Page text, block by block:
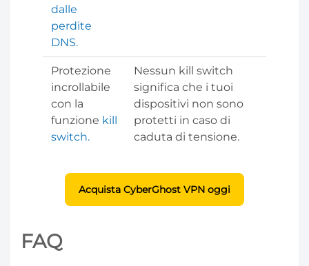
dalle
perdite
DNS.
Protezione
incrollabile
con la
funzione kill
switch.
Nessun kill switch
significa che i tuoi
dispositivi non sono
protetti in caso di
caduta di tensione.
Acquista CyberGhost VPN oggi
FAQ